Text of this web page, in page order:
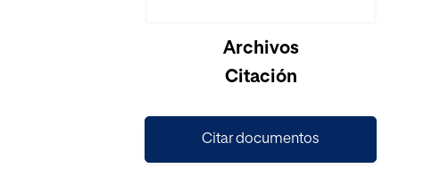
Cargando...Archivos
Citación
Citar documentos